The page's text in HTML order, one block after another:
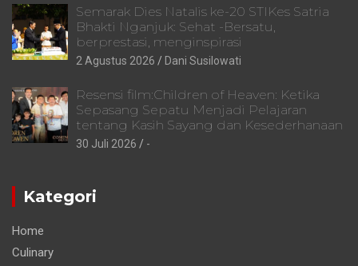
Semarak Dies Natalis ke-20 STIKes Satria
Bhakti Nganjuk: Sehat -Bersatu,
berprestasi, menginspirasi
2 Agustus 2026 Dani Susilowati
Resensi film:Children of Heaven: Ketika
Sepasang Sepatu Menjadi Pelajaran
tentang Kasih Sayang dan Kesederhanaan
30 Juli 2026 -
Kategori
Home
Culinary